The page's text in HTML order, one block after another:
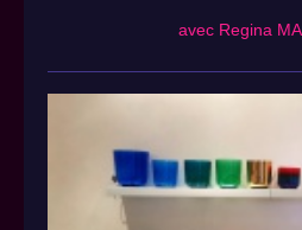
avec Regina